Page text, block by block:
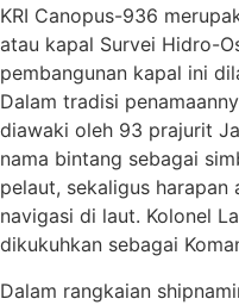
KRI Canopus-936
atau kapal Survei Hidro-
pembangunan kapal ini
Dalam tradisi
diawaki oleh 93 prajurit
nama bintang sebagai
pelaut, sekaligus harapan
navigasi di laut. Kolonel
dikukuhkan sebagai
Dalam rangkaian